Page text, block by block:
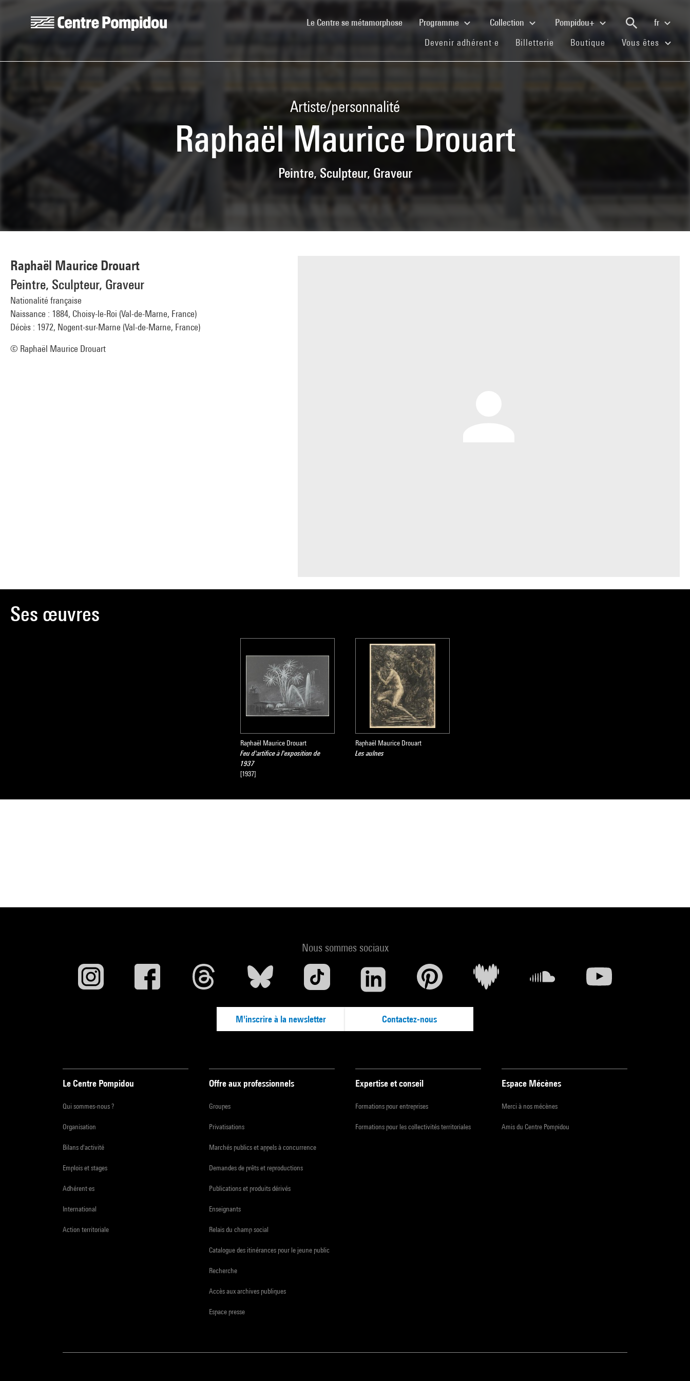
Le Centre se métamorphose(current)Programme Collection Pompidou+
fr
Devenir adhérent·e (current)
Billetterie (current)
Boutique (current)
Vous êtes
Artiste/personnalité
Raphaël Maurice Drouart
Peintre, Sculpteur, Graveur
Raphaël Maurice Drouart
Peintre, Sculpteur, Graveur
Nationalité française
Naissance : 1884, Choisy-le-Roi (Val-de-Marne, France)
Décès : 1972, Nogent-sur-Marne (Val-de-Marne, France)
© Raphaël Maurice Drouart
Ses œuvres
Raphaël Maurice Drouart
Feu d'artifice à l'exposition de
1937
[1937]
Raphaël Maurice Drouart
Les aulnes
Nous sommes sociaux
M'inscrire à la newsletter Contactez-nous
Le Centre Pompidou
Qui sommes-nous ?
Organisation
Bilans d'activité
Emplois et stages
Adhérent·es
International
Action territoriale
Offre aux professionnels
Groupes
Privatisations
Marchés publics et appels à concurrence
Demandes de prêts et reproductions
Publications et produits dérivés
Enseignants
Relais du champ social
Catalogue des itinérances pour le jeune public
Recherche
Accès aux archives publiques
Espace presse
Expertise et conseil
Formations pour entreprises
Formations pour les collectivités territoriales
Espace Mécènes
Merci à nos mécènes
Amis du Centre Pompidou